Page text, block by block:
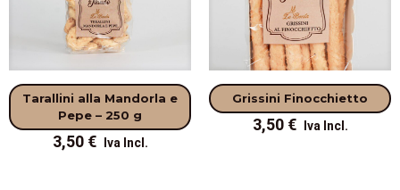
Tarallini alla Mandorla e
Pepe – 250 g
3,50 €
Grissini Finocchietto
3,50 €